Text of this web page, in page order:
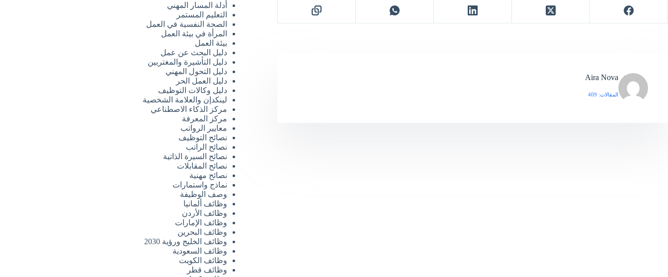
Aira Nova
المقالات: 409
أدلة المسار المهني
التعليم المستمر
الصحة النفسية في العمل
المرأة في بيئة العمل
بيئة العمل
دليل البحث عن عمل
دليل التأشيرة والمغتربين
دليل التحول المهني
دليل العمل الحر
دليل وكالات التوظيف
لينكدإن والعلامة الشخصية
مركز الذكاء الاصطناعي
مركز المعرفة
معايير الرواتب
نصائح التوظيف
نصائح الراتب
نصائح السيرة الذاتية
نصائح المقابلات
نصائح مهنية
نماذج واستمارات
وصف الوظيفة
وظائف ألمانيا
وظائف الأردن
وظائف الإمارات
وظائف البحرين
وظائف الخليج ورؤية 2030
وظائف السعودية
وظائف الكويت
وظائف قطر